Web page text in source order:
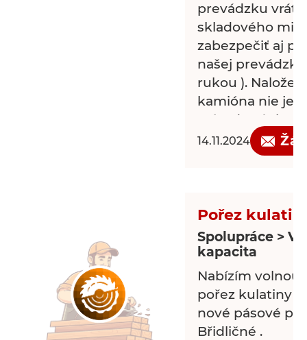
prevádzku
skladového
zabezpečiť aj
našej prevádzky
rukou ).
kamióna nie je
prípade
Okres Veľký
14.11.2024
Pořez
Spolupráce >
kapacita
Nabízím volnou
pořez kulatiny i
nové pásové
Břidličné .